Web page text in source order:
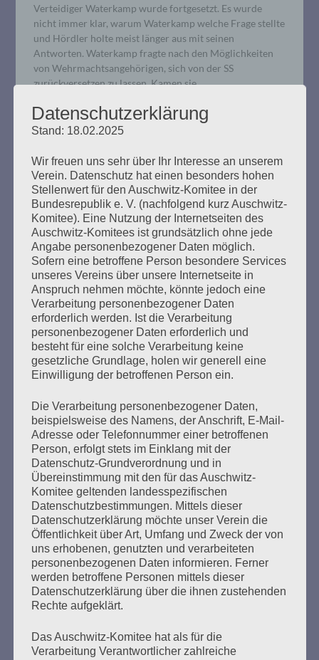
Verteidiger Waterkamp wurde fortgesetzt. Es wurde
nicht immer klar, warum Waterkamp welche Frage stellte
und Hördler holte meist länger aus mit seinen
Antworten. Waterkamp fragte nach den Möglichkeiten
von Wehrmachtsangehörigen, sich von der SS
zurückversetzen zu lassen. Kamen sie…
Pressemitteilung der
Arbeitsgemeinschaft Neuengamme
e.V
Erstellt am3. Juni 2020
Betr.: Verfahren gegen Bruno Dey – Morde in Neustadt
am 3.5.1945 Am heutigen 3. Juni wurde der Zeuge David
Akermann zu den Ereignissen vom 3. Mai 1945 am
Strand von Neustadt/ Holstein befragt. Diese Aussage
nimmt die AGN zum Anlass, auf dieses nie geahndete
wurden…
mehr ...
Seitennummerierung
der
Beiträge
Zurück 22 Weiter
Bitte, bitte schweigt nicht
Datenschutzerklärung
Stand: 18.02.2025
Wir freuen uns sehr über Ihr Interesse an unserem
Verein. Datenschutz hat einen besonders hohen
Stellenwert für den Auschwitz-Komitee in der
Bundesrepublik e. V. (nachfolgend kurz Auschwitz-
Komitee). Eine Nutzung der Internetseiten des
Auschwitz-Komitees ist grundsätzlich ohne jede
Angabe personenbezogener Daten möglich.
Sofern eine betroffene Person besondere Services
unseres Vereins über unsere Internetseite in
Anspruch nehmen möchte, könnte jedoch eine
Verarbeitung personenbezogener Daten
erforderlich werden. Ist die Verarbeitung
personenbezogener Daten erforderlich und
besteht für eine solche Verarbeitung keine
gesetzliche Grundlage, holen wir generell eine
Einwilligung der betroffenen Person ein.
Die Verarbeitung personenbezogener Daten,
beispielsweise des Namens, der Anschrift, E-Mail-
Adresse oder Telefonnummer einer betroffenen
Person, erfolgt stets im Einklang mit der
Datenschutz-Grundverordnung und in
Übereinstimmung mit den für das Auschwitz-
Komitee geltenden landesspezifischen
Datenschutzbestimmungen. Mittels dieser
Datenschutzerklärung möchte unser Verein die
Öffentlichkeit über Art, Umfang und Zweck der von
uns erhobenen, genutzten und verarbeiteten
personenbezogenen Daten informieren. Ferner
werden betroffene Personen mittels dieser
Datenschutzerklärung über die ihnen zustehenden
Rechte aufgeklärt.
Das Auschwitz-Komitee hat als für die
Verarbeitung Verantwortlicher zahlreiche